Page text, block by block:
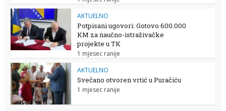
AKTUELNO
Potpisani ugovori: Gotovo 600.000
KM za naučno-istraživačke
projekte u TK
1 mjesec ranije
AKTUELNO
Svečano otvoren vrtić u Puračiću
1 mjesec ranije